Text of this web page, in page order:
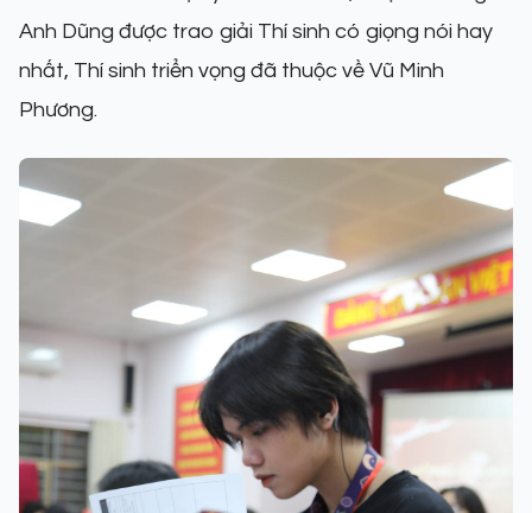
Anh Dũng được trao giải Thí sinh có giọng nói hay
nhất, Thí sinh triển vọng đã thuộc về Vũ Minh
Phương.